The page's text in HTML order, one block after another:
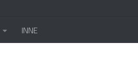
INNE